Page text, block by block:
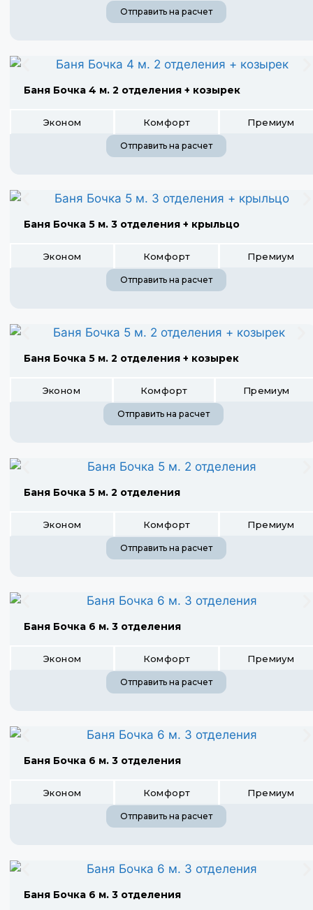
Отправить на расчет
Баня Бочка 4 м. 2 отделения + козырек
Эконом Комфорт Премиум
Отправить на расчет
Баня Бочка 5 м. 3 отделения + крыльцо
Эконом Комфорт Премиум
Отправить на расчет
Баня Бочка 5 м. 2 отделения + козырек
Эконом Комфорт Премиум
Отправить на расчет
Баня Бочка 5 м. 2 отделения
Эконом Комфорт Премиум
Отправить на расчет
Баня Бочка 6 м. 3 отделения
Эконом Комфорт Премиум
Отправить на расчет
Баня Бочка 6 м. 3 отделения
Эконом Комфорт Премиум
Отправить на расчет
Баня Бочка 6 м. 3 отделения